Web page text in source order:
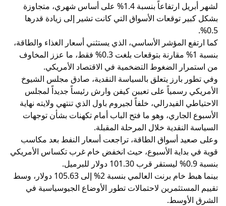
لشهر أبريل ارتفاعاً بنسبة 1.4% على أساس شهري، متجاوزة
بشكل كبير توقعات الأسواق التي كانت تشير إلى زيادة قدرها
0.5%.
كما ارتفع المؤشر الأساسي، الذي يستثني أسعار الغذاء والطاقة،
بنسبة 1% مقارنة بتوقعات بلغت 0.3% فقط، ما عزز المخاوف
من استمرار الضغوط التضخمية في الاقتصاد الأمريكي.
وفي تطور بارز يتعلق بالسياسة النقدية، صادق مجلس الشيوخ
الأمريكي رسمياً على تعيين كيفن وارش رئيساً جديداً لمجلس
الاحتياطي الفيدرالي، خلفاً لجيروم باول الذي تنتهي ولايته نهاية
الأسبوع الجاري، وهو ما فتح الباب أمام تكهنات بشأن توجهات
السياسة النقدية خلال المرحلة المقبلة.
وعلى صعيد أسواق الطاقة، تراجعت أسعار النفط بعد مكاسب
قوية في بداية الأسبوع، حيث انخفض خام غرب تكساس الأمريكي
بنسبة 0.9% ليستقر قرب 101.30 دولار للبرميل.
بينما هبط خام برنت العالمي بنسبة 2% إلى 105.63 دولار، وسط
تقييم المستثمرين لاحتمالات تطور الأوضاع الجيوسياسية في
الشرق الأوسط.